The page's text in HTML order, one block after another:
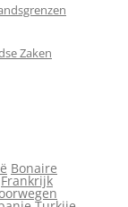
Zaken
Bonaire
Frankrijk